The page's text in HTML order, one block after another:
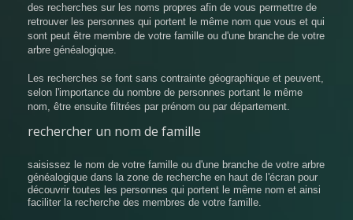
des recherches sur les noms propres afin de vous permettre de
retrouver les personnes qui portent le même nom que vous et qui
sont peut être membre de votre famille ou d'une branche de votre
arbre généalogique.
Les recherches se font sans contrainte géographique et peuvent,
selon l'importance du nombre de personnes portant le même
nom, être ensuite filtrées par prénom ou par département.
rechercher un nom de famille
saisissez le nom de votre famille ou d'une branche de votre arbre
généalogique dans la zone de recherche en haut de l'écran pour
découvrir toutes les personnes qui portent le même nom et ainsi
faciliter la recherche des membres de votre famille.